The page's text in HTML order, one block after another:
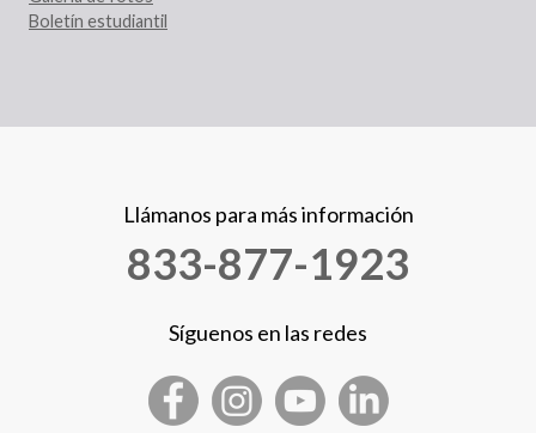
Boletín estudiantil
Llámanos para más información
833-877-1923
Síguenos en las redes